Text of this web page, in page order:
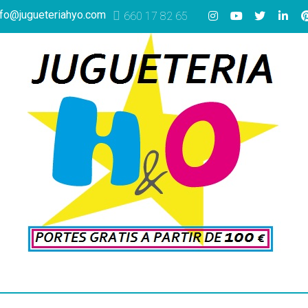
660 17 82 65
Más info